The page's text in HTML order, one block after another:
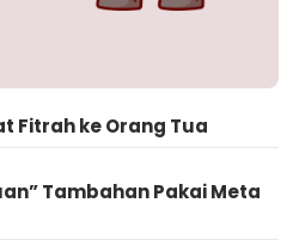
Fitrah ke Orang Tua
Tambahan Pakai Meta